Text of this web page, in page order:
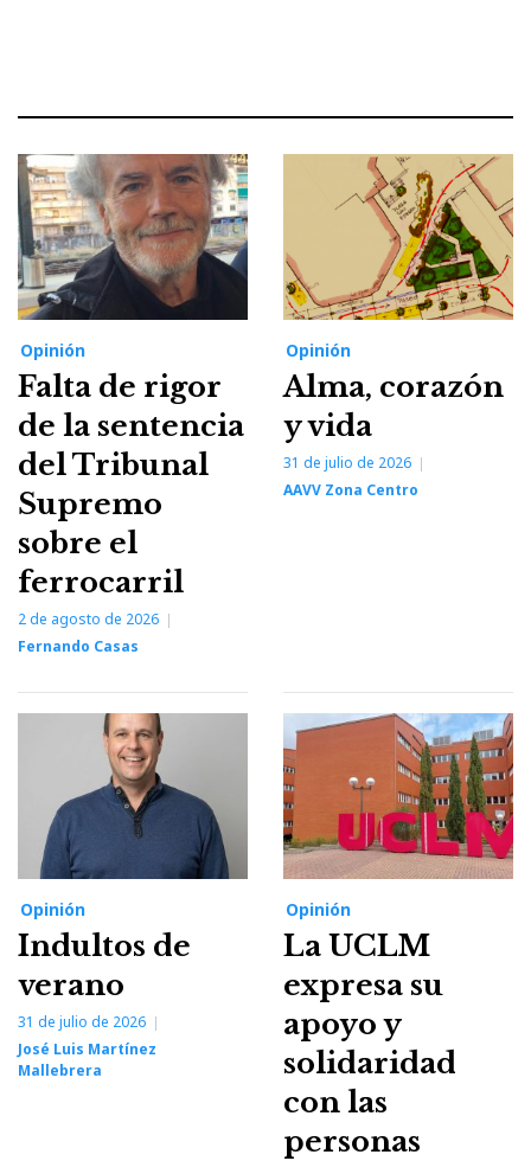
Opinión
Falta de rigor
de la sentencia
del Tribunal
Supremo
sobre el
ferrocarril
2 de agosto de 2026
Fernando Casas
Opinión
Alma, corazón
y vida
31 de julio de 2026
AAVV Zona Centro
Opinión
Indultos de
verano
31 de julio de 2026
José Luis Martínez
Mallebrera
Opinión
La UCLM
expresa su
apoyo y
solidaridad
con las
personas